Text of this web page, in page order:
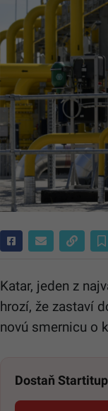
Katar, jeden z
hrozí, že zastaví
novú smernicu o
Dostaň